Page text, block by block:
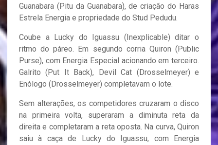
Guanabara (Pitu da Guanabara), de criação do Haras
Estrela Energia e propriedade do Stud Pedudu.
Coube a Lucky do Iguassu (Inexplicable) ditar o
ritmo do páreo. Em segundo corria Quiron (Public
Purse), com Energia Especial acionando em terceiro.
Galrito (Put It Back), Devil Cat (Drosselmeyer) e
Enólogo (Drosselmeyer) completavam o lote.
Sem alterações, os competidores cruzaram o disco
na primeira volta, superaram a diminuta reta da
direita e completaram a reta oposta. Na curva, Quiron
saiu à caça de Lucky do Iguassu, com Energia